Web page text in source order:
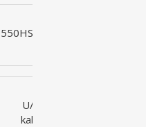
1E-
U/FTP
kablovi